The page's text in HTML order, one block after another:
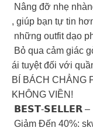
Nâng đỡ nhẹ
, giúp bạn tự tin
những outfit dạo
Bỏ qua cảm giác
ái tuyệt đối với
BÍ BÁCH
KHÔNG VIỀN!
𝗕𝗘𝗦𝗧-𝗦𝗘𝗟𝗟𝗘𝗥 –
Giảm Đến 40%: